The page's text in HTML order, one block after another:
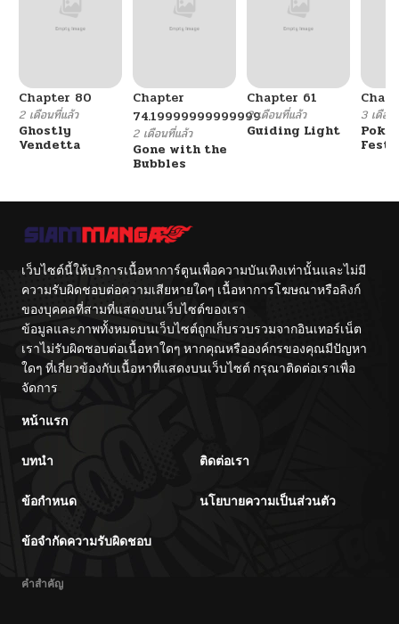
Chapter 80
2 เดือนที่แล้ว
Ghostly
Vendetta
Chapter
74.19999999999999
2 เดือนที่แล้ว
Gone with the
Bubbles
Chapter 61
2 เดือนที่แล้ว
Guiding Light
3 เดือน
เว็บไซต์นี้ให้บริการเนื้อหาการ์ตูนเพื่อความบันเทิงเท่านั้นและไม่มี
ความรับผิดชอบต่อความเสียหายใดๆ เนื้อหาการโฆษณาหรือลิงก์
ของบุคคลที่สามที่แสดงบนเว็บไซต์ของเรา
ข้อมูลและภาพทั้งหมดบนเว็บไซต์ถูกเก็บรวบรวมจากอินเทอร์เน็ต
เราไม่รับผิดชอบต่อเนื้อหาใดๆ หากคุณหรือองค์กรของคุณมีปัญหา
ใดๆ ที่เกี่ยวข้องกับเนื้อหาที่แสดงบนเว็บไซต์ กรุณาติดต่อเราเพื่อ
จัดการ
หน้าแรก
บทนำ ติดต่อเรา
ข้อกำหนด นโยบายความเป็นส่วนตัว
ข้อจำกัดความรับผิดชอบ
คำสำคัญ